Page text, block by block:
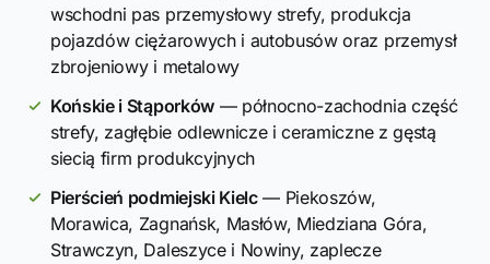
wschodni pas przemysłowy strefy, produkcja
pojazdów ciężarowych i autobusów oraz przemysł
zbrojeniowy i metalowy
Końskie i Stąporków— północno-zachodnia część
strefy, zagłębie odlewnicze i ceramiczne z gęstą
siecią firm produkcyjnych
Pierścień podmiejski Kielc— Piekoszów,
Morawica, Zagnańsk, Masłów, Miedziana Góra,
Strawczyn, Daleszyce i Nowiny, zaplecze